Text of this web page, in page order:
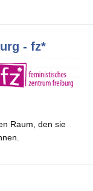
- fz*
Raum, den sie